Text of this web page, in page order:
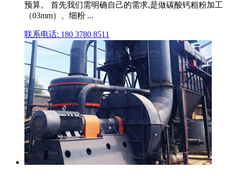
预算。 首先我们需明确自己的需求,是做碳酸钙粗粉加工
（03mm）、细粉 ...
联系电话: 180 3780 8511